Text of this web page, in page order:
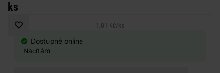
ks
1,81 Kč/ks
Dostupné online
Načítám